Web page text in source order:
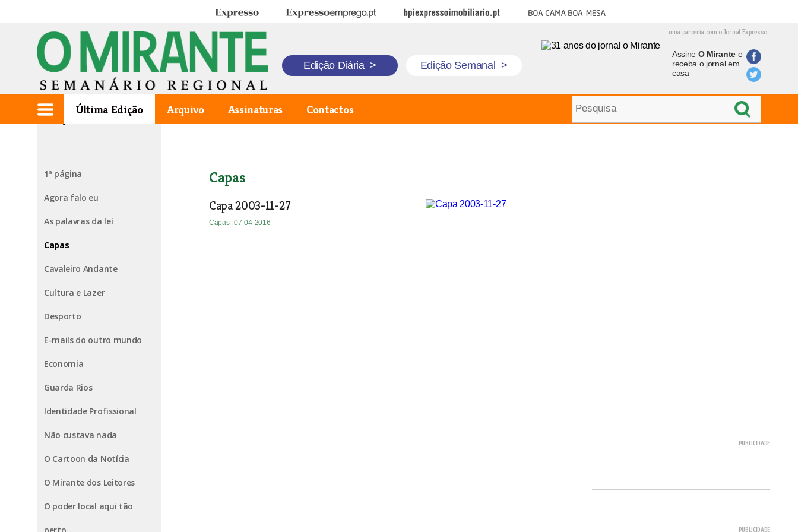
Expresso Expresso Emprego BPI Expresso Imobiliário Boa cama boa mesa
uma parceria com o Jornal Expresso
Edição Diária > Edição Semanal >
Assine O Mirantee
receba o jornal em
casa
Última Edição Arquivo Assinaturas Contactos
Edição de 2003.11.27
1ª página
Agora falo eu
As palavras da lei
Capas
Cavaleiro Andante
Cultura e Lazer
Desporto
E-mails do outro mundo
Economia
Guarda Rios
Identidade Profissional
Não custava nada
O Cartoon da Notícia
O Mirante dos Leitores
O poder local aqui tão
Capas
Capa 2003-11-27
Capas | 07-04-2016